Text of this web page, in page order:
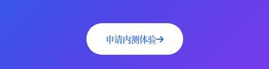
申请内测体验